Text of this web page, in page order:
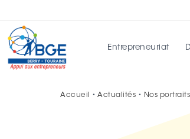
Entrepreneuriat
Accueil • Actualités • Nos portraits